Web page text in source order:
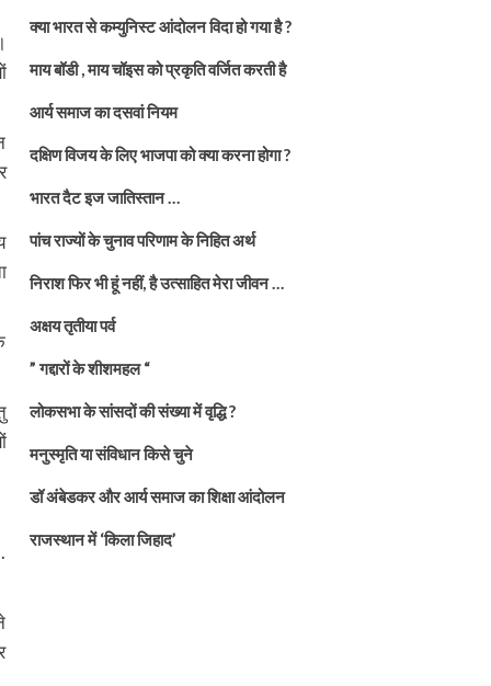
क्या भारत से कम्युनिस्ट आंदोलन विदा हो गया है ?
माय बॉडी , माय चॉइस को प्रकृति वर्जित करती है
आर्य समाज का दसवां नियम
दक्षिण विजय के लिए भाजपा को क्या करना होगा ?
भारत दैट इज जातिस्तान …
पांच राज्यों के चुनाव परिणाम के निहित अर्थ
निराश फिर भी हूं नहीं, है उत्साहित मेरा जीवन …
अक्षय तृतीया पर्व
” गद्दारों के शीशमहल “
लोकसभा के सांसदों की संख्या में वृद्धि ?
मनुस्मृति या संविधान किसे चुने
डॉ अंबेडकर और आर्य समाज का शिक्षा आंदोलन
राजस्थान में ‘किला जिहाद’